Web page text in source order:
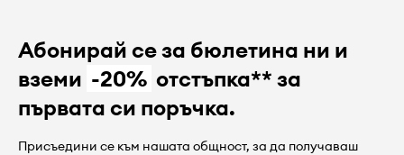
Абонирай се за бюлетина ни и
вземи -20% отстъпка** за
първата си поръчка.
Присъедини се към нашата общност, за да получаваш